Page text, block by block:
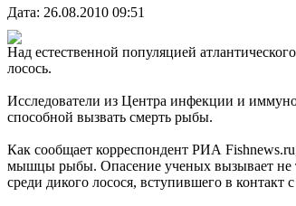
Дата: 26.08.2010 09:51
Над естественной популяцией
лосось.
Исследователи из Центра инфекции и
способной вызвать смерть рыбы.
Как сообщает корреспондент РИА
мышцы рыбы. Опасение ученых вызывает не
среди дикого лосося, вступившего в контакт